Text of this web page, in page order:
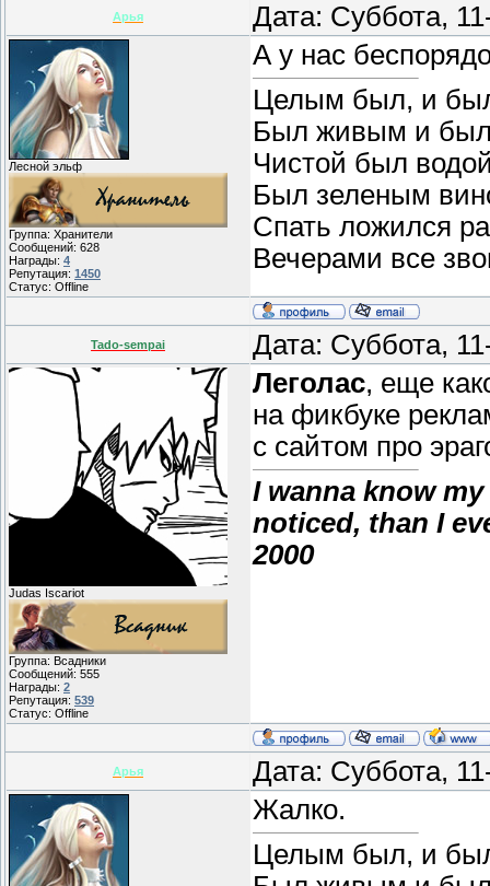
Арья Дата: Суббота,
Лесной эльф
Группа: Хранители
Сообщений: 628
Награды: 4
Репутация: 1450
Статус: Offline
А у нас
Целым был, и
Был живым и
Чистой был
Был зеленым
Спать ложился
Вечерами все
Tado-sempai Дата: Суббота,
Judas Iscariot
Группа: Всадники
Сообщений: 555
Награды: 2
Репутация: 539
Статус: Offline
Леголас, еще
на фикбуке
с сайтом про
I wanna know
noticed, than I
2000
Арья
Дата: Суббота,
Жалко.
Целым был, и